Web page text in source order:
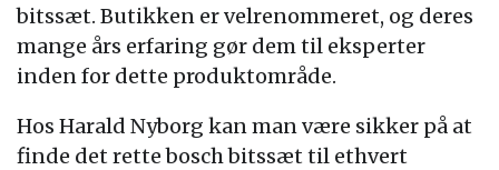
bitssæt. Butikken er velrenommeret, og deres
mange års erfaring gør dem til eksperter
inden for dette produktområde.
Hos Harald Nyborg kan man være sikker på at
finde det rette bosch bitssæt til ethvert